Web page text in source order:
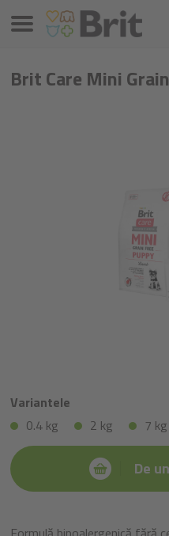
Brit Care Mini
Variantele
0.4 kg
2 kg 7 kg
De
Meniu